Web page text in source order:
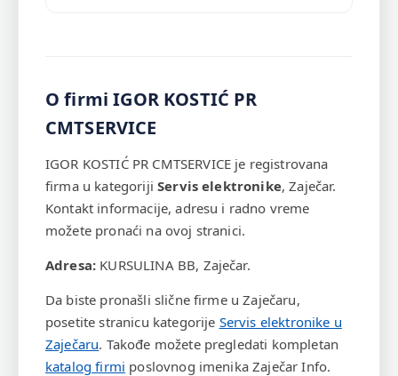
O firmi IGOR KOSTIĆ PR
CMTSERVICE
IGOR KOSTIĆ PR CMTSERVICE je registrovana
firma u kategorijiServis elektronike, Zaječar.
Kontakt informacije, adresu i radno vreme
možete pronaći na ovoj stranici.
Adresa: KURSULINA BB, Zaječar.
Da biste pronašli slične firme u Zaječaru,
posetite stranicu kategorije Servis elektronike u
Zaječaru. Takođe možete pregledati kompletan
katalog firmi poslovnog imenika Zaječar Info.